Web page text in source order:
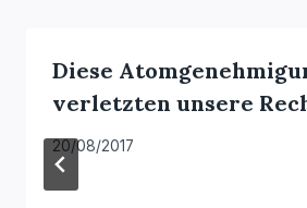
Diese
verletzten unsere
20/08/2017